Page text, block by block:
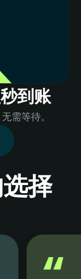
4
5
6
7
6
7
8
9
到账
需等待。
择